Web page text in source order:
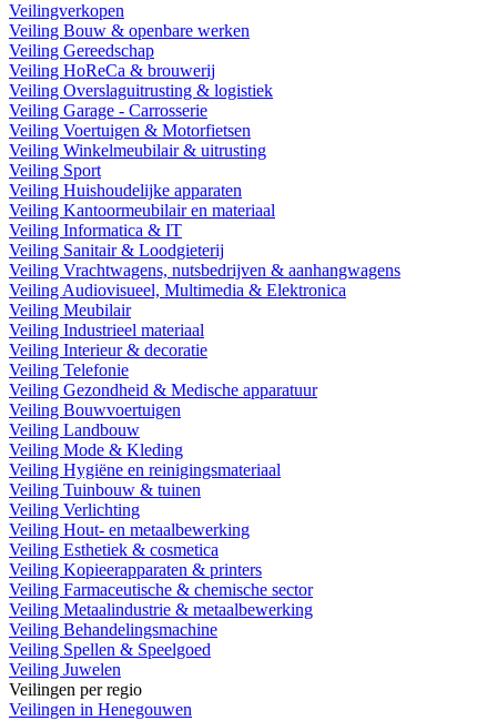
Veilingverkopen
Veiling Bouw & openbare werken
Veiling Gereedschap
Veiling HoReCa & brouwerij
Veiling Overslaguitrusting & logistiek
Veiling Garage - Carrosserie
Veiling Voertuigen & Motorfietsen
Veiling Winkelmeubilair & uitrusting
Veiling Sport
Veiling Huishoudelijke apparaten
Veiling Kantoormeubilair en materiaal
Veiling Informatica & IT
Veiling Sanitair & Loodgieterij
Veiling Vrachtwagens, nutsbedrijven & aanhangwagens
Veiling Audiovisueel, Multimedia & Elektronica
Veiling Meubilair
Veiling Industrieel materiaal
Veiling Interieur & decoratie
Veiling Telefonie
Veiling Gezondheid & Medische apparatuur
Veiling Bouwvoertuigen
Veiling Landbouw
Veiling Mode & Kleding
Veiling Hygiëne en reinigingsmateriaal
Veiling Tuinbouw & tuinen
Veiling Verlichting
Veiling Hout- en metaalbewerking
Veiling Esthetiek & cosmetica
Veiling Kopieerapparaten & printers
Veiling Farmaceutische & chemische sector
Veiling Metaalindustrie & metaalbewerking
Veiling Behandelingsmachine
Veiling Spellen & Speelgoed
Veiling Juwelen
Veilingen per regio
Veilingen in Henegouwen